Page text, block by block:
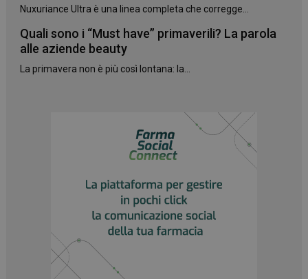
Nuxuriance Ultra è una linea completa che corregge...
Quali sono i “Must have” primaverili? La parola
alle aziende beauty
La primavera non è più così lontana: la...